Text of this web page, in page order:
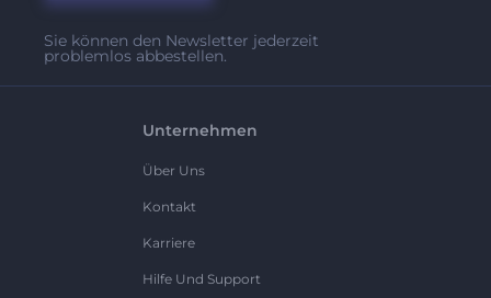
Sie können den Newsletter jederzeit
problemlos abbestellen.
Unternehmen
Über Uns
Kontakt
Karriere
Hilfe Und Support